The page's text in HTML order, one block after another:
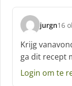
jurgn
s
c
h
r
e
16
Krijg
ga dit recept
Login om te